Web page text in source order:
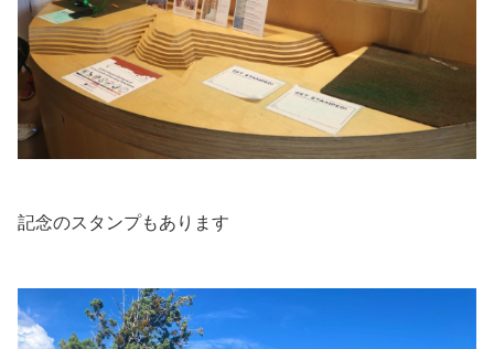
記念のスタンプもあります